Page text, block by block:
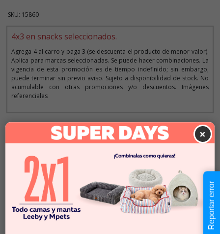
SKU: 15860
4x3 en snacks seleccionados.
Agrega 4 al carro y paga 3 (se descuenta el producto de menor valor).
Aplica para marcas seleccionadas. Se puede hacer combinaciones. La
vigencia de esta promoción es de tiempo indefinido; sin embargo,
puede terminar sin previo aviso. Sujeto a disponibilidad de stock. No
acumulable con otras promociones y/o descuentos. Imágenes
referenciales
Descripción
- +
$2.790
Este producto no está
disponible
Añadir al carrito
×
Reportar error